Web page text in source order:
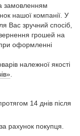
замовленням
нашої компанії. У
Вас зручний спосіб,
грошей на
оформленні
належної якості
14 днів після
рахунок покупця.